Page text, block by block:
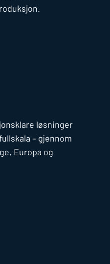
løsninger
– gjennom
Europa og